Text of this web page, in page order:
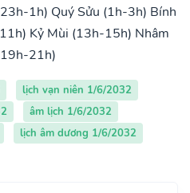
1h) Quý Sửu (1h-3h) Bính
Kỷ Mùi (13h-15h) Nhâm
21h)
lịch vạn niên 1/6/2032
âm lịch 1/6/2032
lịch âm dương 1/6/2032